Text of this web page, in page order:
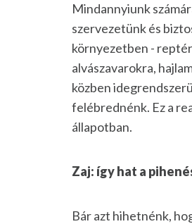
Mindannyiunk
szervezetünk és
környezetben -
alvászavarokra,
közben
felébrednénk. Ez a
állapotban.
Zaj: így hat a
Bár azt hihetnénk,